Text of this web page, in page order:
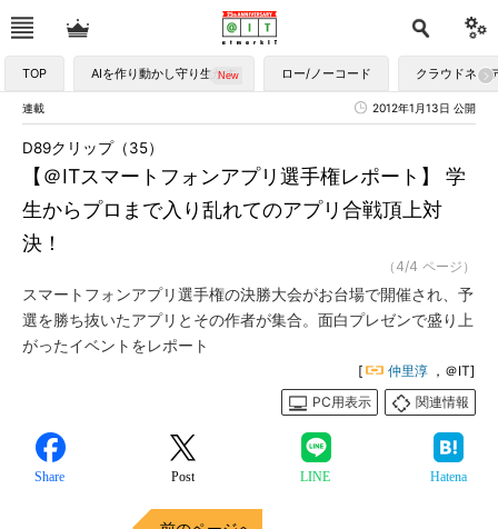
TOP AIを作り動かし守り生かす ロー/ノーコード クラウドネイ
連載 2012年1月13日 公開
【＠ITスマートフォンアプリ選手権レポート】 学
生からプロまで入り乱れてのアプリ合戦頂上対
決！
D89クリップ（35）
（4/4 ページ）
スマートフォンアプリ選手権の決勝大会がお台場で開催され、予
選を勝ち抜いたアプリとその作者が集合。面白プレゼンで盛り上
がったイベントをレポート
[ 仲里淳 ，＠IT]
PC用表示
関連情報
Share Post LINE Hatena